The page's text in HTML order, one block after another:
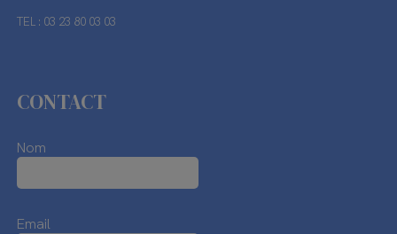
TEL : 03 23 80 03 03
CONTACT
Nom
Email